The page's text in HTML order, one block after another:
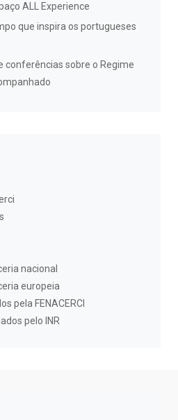
ALL Experience
que inspira os portugueses
conferências sobre o Regime
nacional
europeia
pela FENACERCI
pelo INR